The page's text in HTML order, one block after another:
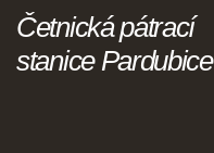
Četnická pátrací
stanice Pardubice